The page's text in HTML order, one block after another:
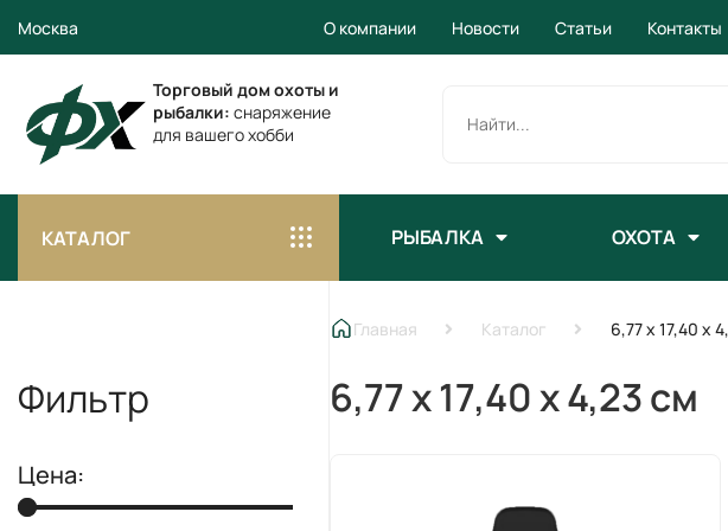
Москва О компании Новости Статьи Контакты
Торговый дом охоты и
рыбалки: снаряжение
для вашего хобби
КАТАЛОГ РЫБАЛКА ОХОТА
Фильтр
Цена:
Главная Каталог 6,77 x 17,40 x
6,77 x 17,40 x 4,23 см